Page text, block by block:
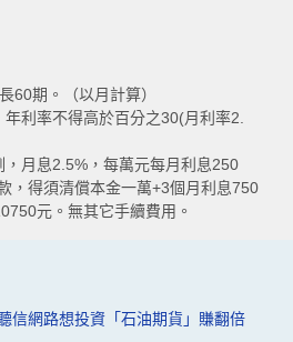
60期。（以月計算）
利率不得高於百分之30(月利率2.
月息2.5%，每萬元每月利息250
，得須清償本金一萬+3個月利息750
元。無其它手續費用。
信網路想投資「石油期貨」賺翻倍